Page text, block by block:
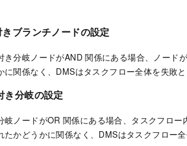
ブランチノードの設定
き分岐ノードがAND 関係にある場合、ノード
関係なく、DMSはタスクフロー全体を失敗と
き分岐の設定
岐ノードがOR 関係にある場合、タスクフロー
たかどうかに関係なく、DMSはタスクフロー